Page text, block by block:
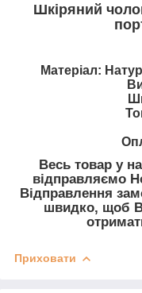
Шкіряний
Матеріал:
Весь товар у
відправляємо
Відправлення
швидко, щоб
Приховати